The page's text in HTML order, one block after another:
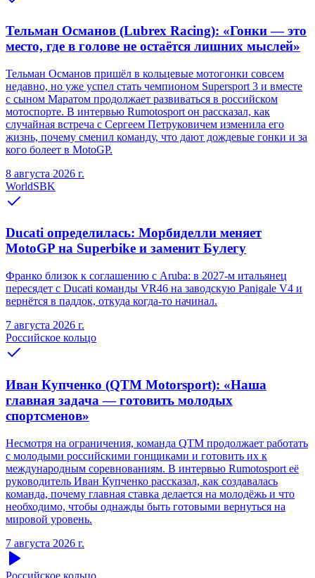
Тельман Османов (Lubrex Racing): «Гонки — это
место, где в голове не остаётся лишних мыслей»
Тельман Османов пришёл в кольцевые мотогонки совсем
недавно, но уже успел стать чемпионом Supersport 3 и вместе
с сыном Маратом продолжает развиваться в российском
мотоспорте. В интервью Rumotosport он рассказал, как
случайная встреча с Сергеем Петруковичем изменила его
жизнь, почему сменил команду, что дают дождевые гонки и за
кого болеет в MotoGP.
8 августа 2026 г.
WorldSBK
Ducati определилась: Морбиделли меняет
MotoGP на Superbike и заменит Булегу
Франко близок к соглашению с Aruba: в 2027-м итальянец
пересядет с Ducati команды VR46 на заводскую Panigale V4 и
вернётся в паддок, откуда когда-то начинал.
7 августа 2026 г.
Российское кольцо
Иван Купченко (QTM Motorsport): «Наша
главная задача — готовить молодых
спортсменов»
Несмотря на ограничения, команда QTM продолжает работать
с молодыми российскими гонщиками и готовить их к
международным соревнованиям. В интервью Rumotosport её
руководитель Иван Купченко рассказал, как создавалась
команда, почему главная ставка делается на молодёжь и что
необходимо, чтобы однажды быть готовыми вернуться на
мировой уровень.
7 августа 2026 г.
Российское кольцо